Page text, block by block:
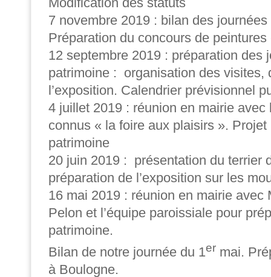
7 novembre 2019 : bilan des
Préparation du concours de
12 septembre 2019 : préparation des
patrimoine : organisation des visites,
l’exposition. Calendrier prévisionnel
4 juillet 2019 : réunion en mairie avec
connus « la foire aux plaisirs ».
patrimoine
20 juin 2019 : présentation du terrier
préparation de l’exposition sur les
16 mai 2019 : réunion en mairie avec
Pelon et l’équipe paroissiale pour
patrimoine.
Bilan de notre journée du 1er mai.
à Boulogne.